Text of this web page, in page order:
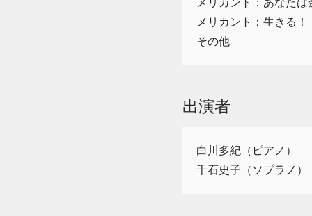
メリカント：あなた
メリカント：生きる！
その他
出演者
白川多紀（ピアノ）
千石史子（ソプラノ）